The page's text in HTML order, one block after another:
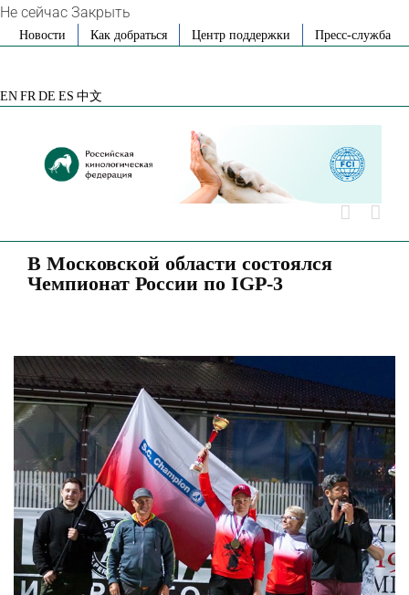
Не сейчас Закрыть
SkipНовости Как добраться Центр поддержки Пресс-служба
EN FR DE ES 中文
В Московской области состоялся
Чемпионат России по IGP-3
View
Larger
Image